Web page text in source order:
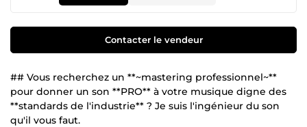
Contacter le vendeur
## Vous recherchez un **~mastering professionnel~**
pour donner un son **PRO** à votre musique digne des
**standards de l'industrie** ? Je suis l'ingénieur du son
qu'il vous faut.